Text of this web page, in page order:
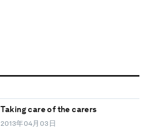
Taking care of the carers
2013年04月03日